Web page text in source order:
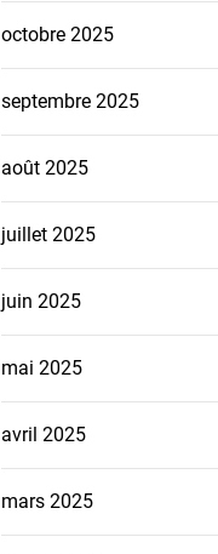
octobre 2025
septembre 2025
août 2025
juillet 2025
juin 2025
mai 2025
avril 2025
mars 2025